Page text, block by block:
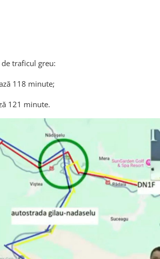
traficul greu:
118 minute;
121 minute.